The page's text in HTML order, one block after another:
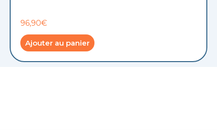
96,90€
Ajouter au panier